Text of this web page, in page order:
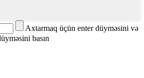
Axtarmaq üçün enter düyməsini və
basın